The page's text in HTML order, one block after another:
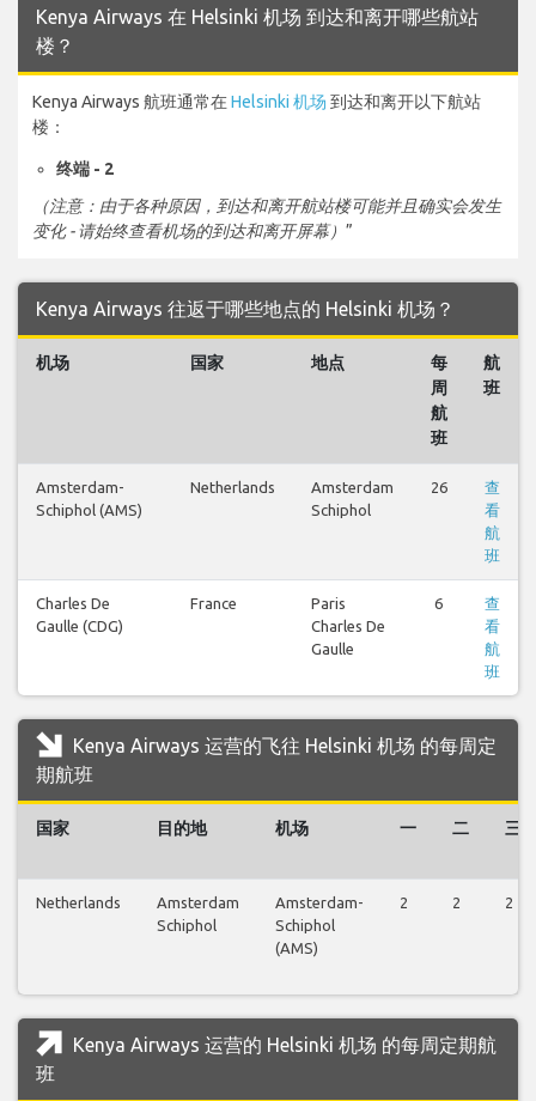
Kenya Airways 在 Helsinki 机场 到达和离开哪些航站
楼？
Kenya Airways 航班通常在Helsinki 机场 到达和离开以下航站
楼：
终端 - 2
（注意：由于各种原因，到达和离开航站楼可能并且确实会发生
变化 - 请始终查看机场的到达和离开屏幕） ”
Kenya Airways 往返于哪些地点的 Helsinki 机场？
机场 国家 地点
每
周
航
班
航
班
Amsterdam-
Schiphol (AMS)
Netherlands
Amsterdam
Schiphol
26
查
看
航
班
Charles De
Gaulle (CDG)
France
Paris
Charles De
Gaulle
6
查
看
航
班
Kenya Airways 运营的飞往 Helsinki 机场 的每周定
期航班
国家 目的地 机场 一 二 三
Netherlands
Amsterdam
Schiphol
Amsterdam-
Schiphol
(AMS)
2 2 2
Kenya Airways 运营的 Helsinki 机场 的每周定期航
班